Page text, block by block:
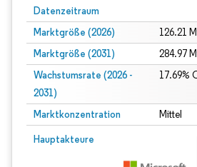
Datenzeitraum
Marktgröße (2026) 126.21
Marktgröße (2031) 284.97
Wachstumsrate (2026 -
2031)
17.69%
Marktkonzentration Mittel
Hauptakteure
Bild © Mordor Intelligence.